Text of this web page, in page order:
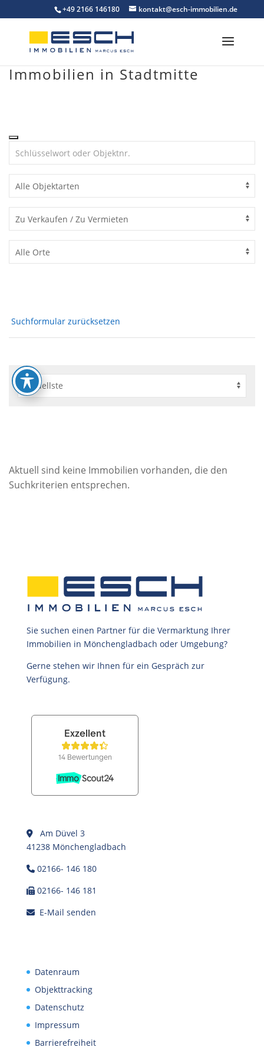
to
content
+49 2166 146180 kontakt@esch-immobilien.de
Immobilien in Stadtmitte
Suchformular zurücksetzen
Aktuell sind keine Immobilien vorhanden, die den
Suchkriterien entsprechen.
Sie suchen einen Partner für die Vermarktung Ihrer
Immobilien in Mönchengladbach oder Umgebung?
Gerne stehen wir Ihnen für ein Gespräch zur
Verfügung.
Am Düvel 3
41238 Mönchengladbach
02166- 146 180
02166- 146 181
E-Mail senden
Datenraum
Objekttracking
Datenschutz
Impressum
Barrierefreiheit